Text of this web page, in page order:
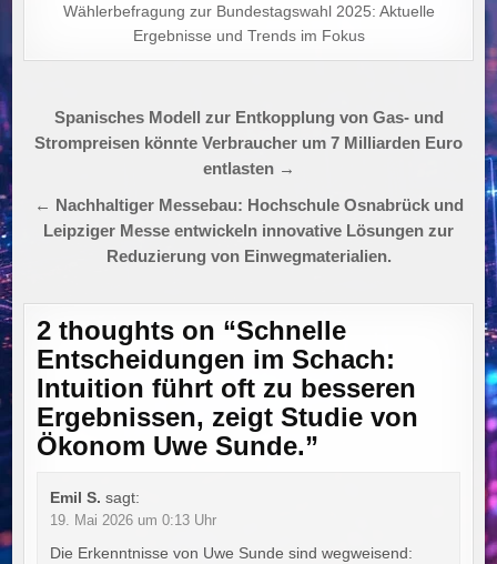
Wählerbefragung zur Bundestagswahl 2025: Aktuelle
Ergebnisse und Trends im Fokus
Beitragsnavigation
Spanisches Modell zur Entkopplung von Gas- und
Strompreisen könnte Verbraucher um 7 Milliarden Euro
entlasten →
← Nachhaltiger Messebau: Hochschule Osnabrück und
Leipziger Messe entwickeln innovative Lösungen zur
Reduzierung von Einwegmaterialien.
2 thoughts on “Schnelle
Entscheidungen im Schach:
Intuition führt oft zu besseren
Ergebnissen, zeigt Studie von
Ökonom Uwe Sunde.”
Emil S. sagt:
19. Mai 2026 um 0:13 Uhr
Die Erkenntnisse von Uwe Sunde sind wegweisend: